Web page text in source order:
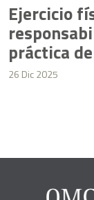
Ejercicio
práctica
26 Dic 2025